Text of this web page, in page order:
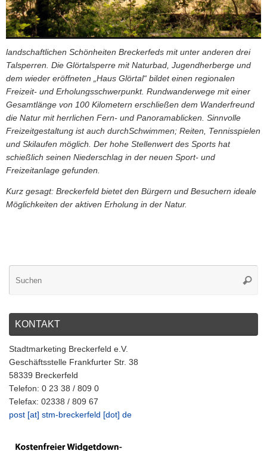
landschaftlichen Schönheiten Breckerfeds mit unter anderen drei
Talsperren. Die Glörtalsperre mit Naturbad, Jugendherberge und
dem wieder eröffneten „Haus Glörtal“ bildet einen regionalen
Freizeit- und Erholungsschwerpunkt. Rundwanderwege mit einer
Gesamtlänge von 100 Kilometern erschließen dem Wanderfreund
die Natur mit herrlichen Fern- und Panoramablicken. Sinnvolle
Freizeitgestaltung ist auch durchSchwimmen; Reiten, Tennisspielen
und Skilaufen möglich. Der hohe Stellenwert des Sports hat
schießlich seinen Niederschlag in der neuen Sport- und
Freizeitanlage gefunden.
Kurz gesagt: Breckerfeld bietet den Bürgern und Besuchern ideale
Möglichkeiten der aktiven Erholung in der Natur.
KONTAKT
Stadtmarketing Breckerfeld e.V.
Geschäftsstelle Frankfurter Str. 38
58339 Breckerfeld
Telefon: 0 23 38 / 809 0
Telefax: 02338 / 809 67
post [at] stm-breckerfeld [dot] de